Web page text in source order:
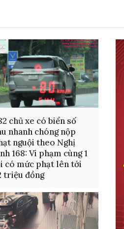
chủ xe có biển số
nhanh chóng nộp
nguội theo Nghị
168: Vi phạm cùng 1
có mức phạt lên tới
triệu đồng